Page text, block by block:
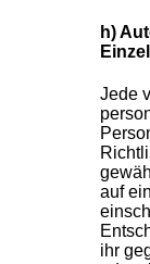
h)
Jede
auf
ihr